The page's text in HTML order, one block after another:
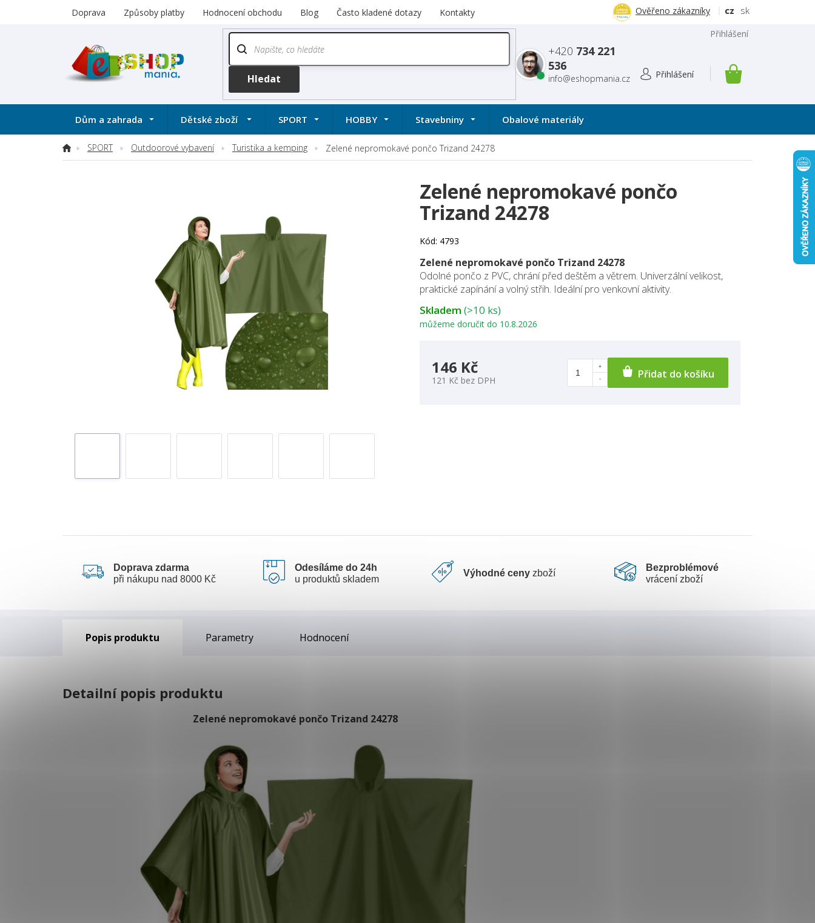
Doprava Způsoby platby Hodnocení obchodu Blog Často kladené dotazy Kontakty Ověřeno zákazníky cz sk
+420 734 221
536
info@eshopmania.cz
Přihlášení
NÁKUPNÍ
Dům a zahrada Dětské zboží SPORT HOBBY Stavebniny Obalové materiály
DomůSPORT Outdoorové vybavení Turistika a kemping Zelené nepromokavé pončo Trizand 24278
Skladem (>10 ks)
můžeme doručit do 10.8.2026
Zelené nepromokavé pončo Trizand 24278
Odolné pončo z PVC, chrání před deštěm a větrem. Univerzální velikost,
praktické zapínání a volný střih. Ideální pro venkovní aktivity.
Zelené nepromokavé pončo
Trizand 24278
Kód: 4793
146 Kč
121 Kč bez DPH Přidat do košíku
Doprava zdarma
při nákupu nad 8000 Kč
Odesíláme do 24h
u produktů skladem
Výhodné ceny zboží
Bezproblémové
vrácení zboží
Popis Parametry Hodnocení
Detailní popis produktu
Zelené nepromokavé pončo Trizand 24278